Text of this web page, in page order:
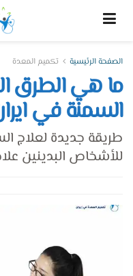
الصفحة الرئيسية تكميم المعدة
ما هي الطرق
السمنة في
طريقة جديدة لعلاج
للأشخاص البدينين